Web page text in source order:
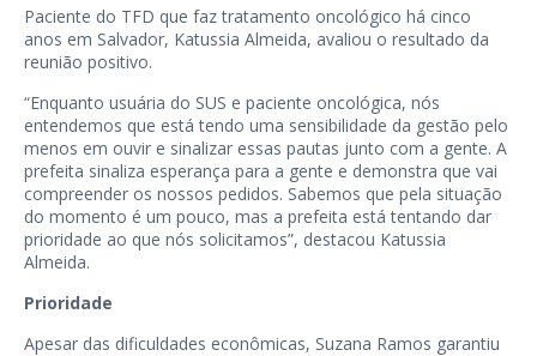
Paciente do TFD que faz tratamento oncológico há cinco
anos em Salvador, Katussia Almeida, avaliou o resultado da
reunião positivo.
“Enquanto usuária do SUS e paciente oncológica, nós
entendemos que está tendo uma sensibilidade da gestão pelo
menos em ouvir e sinalizar essas pautas junto com a gente. A
prefeita sinaliza esperança para a gente e demonstra que vai
compreender os nossos pedidos. Sabemos que pela situação
do momento é um pouco, mas a prefeita está tentando dar
prioridade ao que nós solicitamos”, destacou Katussia
Almeida.
Prioridade
Apesar das dificuldades econômicas, Suzana Ramos garantiu